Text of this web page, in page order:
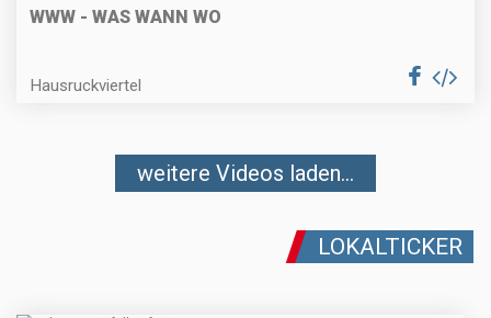
WWW - WAS WANN WO
Hausruckviertel
weitere Videos laden...
LOKALTICKER